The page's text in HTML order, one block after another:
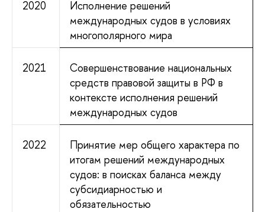
2020
Исполнение решений
международных судов в условиях
многополярного мира
2021
Совершенствование национальных
средств правовой защиты в РФ в
контексте исполнения решений
международных судов
2022
Принятие мер общего характера по
итогам решений международных
судов: в поисках баланса между
субсидиарностью и
обязательностью